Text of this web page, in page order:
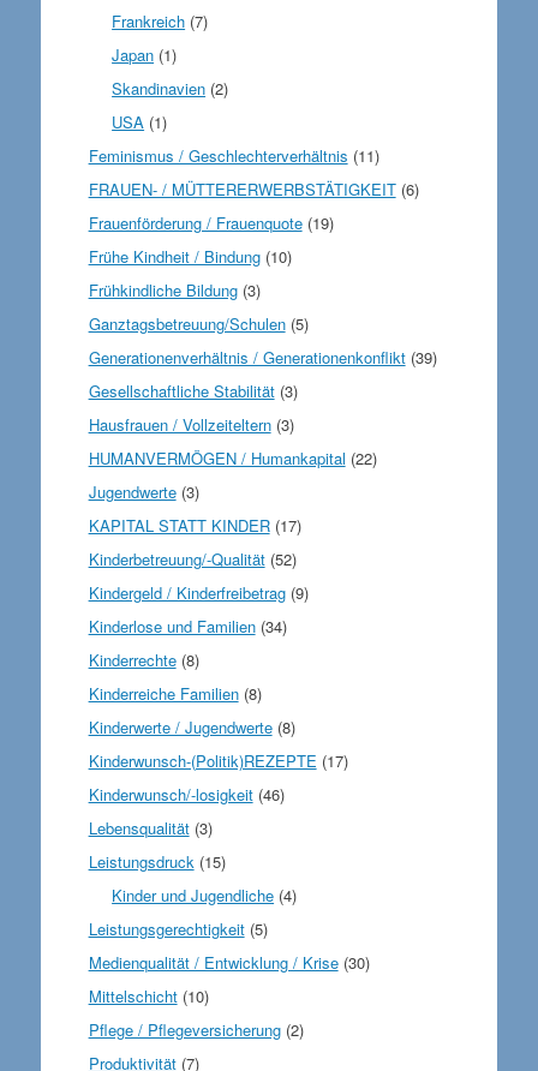
Frankreich (7)
Japan (1)
Skandinavien (2)
USA (1)
Feminismus / Geschlechterverhältnis (11)
FRAUEN- / MÜTTERERWERBSTÄTIGKEIT(6)
Frauenförderung / Frauenquote(19)
Frühe Kindheit / Bindung(10)
Frühkindliche Bildung(3)
Ganztagsbetreuung/Schulen(5)
Generationenverhältnis / Generationenkonflikt(39)
Gesellschaftliche Stabilität(3)
Hausfrauen / Vollzeiteltern(3)
HUMANVERMÖGEN / Humankapital (22)
Jugendwerte(3)
KAPITAL STATT KINDER(17)
Kinderbetreuung/-Qualität(52)
Kindergeld / Kinderfreibetrag(9)
Kinderlose und Familien(34)
Kinderrechte(8)
Kinderreiche Familien(8)
Kinderwerte / Jugendwerte(8)
Kinderwunsch-(Politik)REZEPTE (17)
Kinderwunsch/-losigkeit(46)
Lebensqualität(3)
Leistungsdruck(15)
Kinder und Jugendliche (4)
Leistungsgerechtigkeit(5)
Medienqualität / Entwicklung / Krise(30)
Mittelschicht(10)
Pflege / Pflegeversicherung(2)
Produktivität(7)